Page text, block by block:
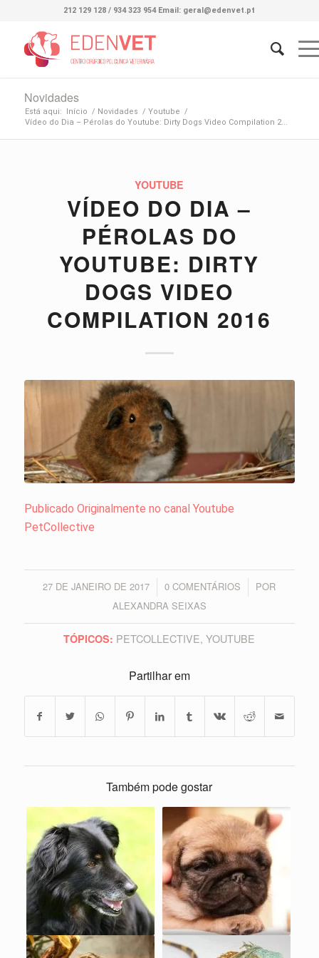
212 129 128 / 934 323 954 Email: geral@edenvet.pt
Novidades
Está aqui: Início / Novidades / Youtube /
Vídeo do Dia – Pérolas do Youtube: Dirty Dogs Video Compilation 2...
YOUTUBE
VÍDEO DO DIA –
PÉROLAS DO
YOUTUBE: DIRTY
DOGS VIDEO
COMPILATION 2016
Publicado Originalmente no canal Youtube
PetCollective
27 DE JANEIRO DE 2017
/ 0 COMENTÁRIOS
/
POR
ALEXANDRA SEIXAS
TÓPICOS: PETCOLLECTIVE,YOUTUBE
Partilhar em
Também pode gostar